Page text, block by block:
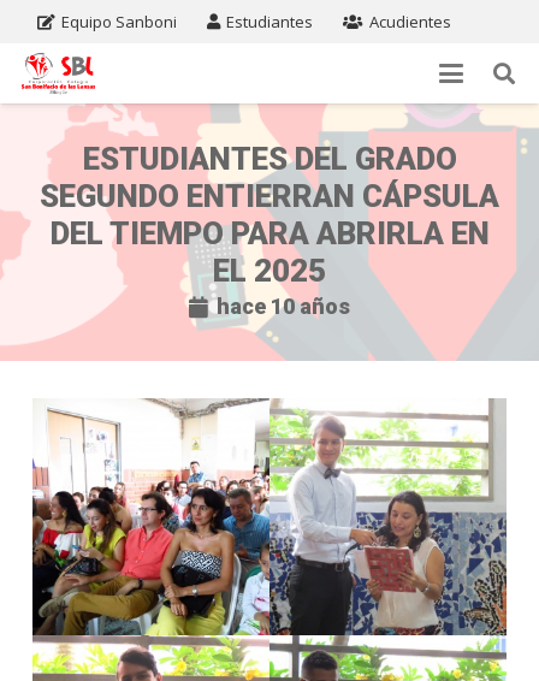
Equipo Sanboni Estudiantes Acudientes
ESTUDIANTES DEL GRADO
SEGUNDO ENTIERRAN CÁPSULA
DEL TIEMPO PARA ABRIRLA EN
EL 2025
hace 10 años